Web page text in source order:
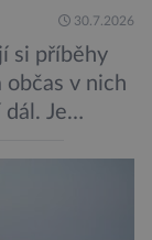
30.7.2026
si příběhy
občas v nich
Je
Právě